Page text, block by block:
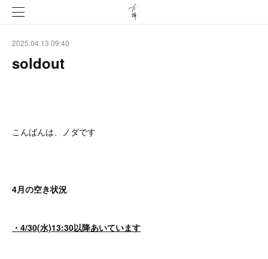
2025.04.13 09:40
soldout
こんばんは、ノダです
4月の空き状況
・4/30(水)13:30以降あいています